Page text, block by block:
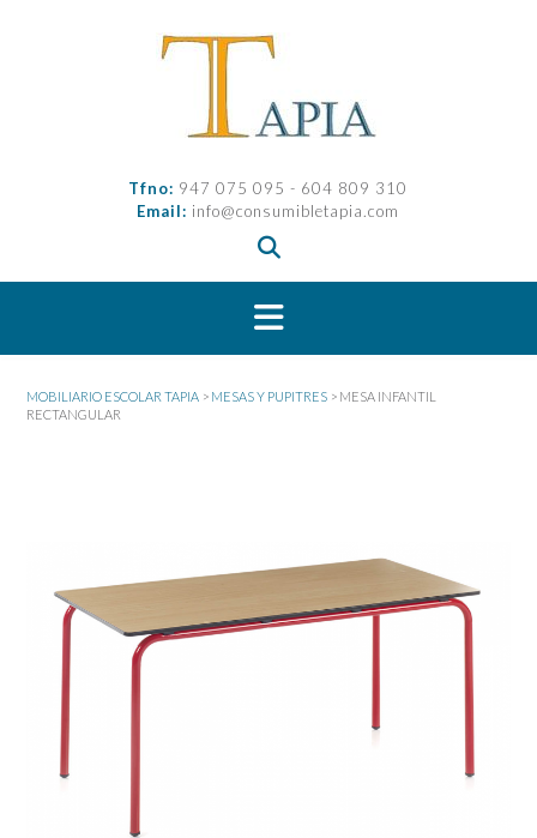
Tfno: 947 075 095 - 604 809 310
Email: info@consumibletapia.com
MOBILIARIO ESCOLAR TAPIA > MESAS Y PUPITRES > MESA INFANTIL
RECTANGULAR